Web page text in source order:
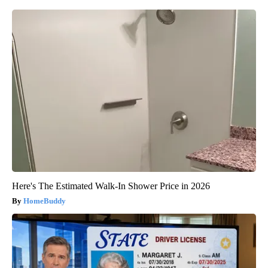
Here's The Estimated Walk-In Shower Price in 2026
HomeBuddy